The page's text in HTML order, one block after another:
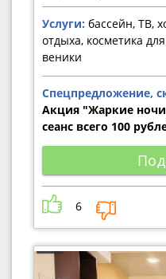
Услуги: бассейн, ТВ,
отдыха, косметика
веники
Спецпредложение,
Акция "Жаркие
сеанс всего 100
6